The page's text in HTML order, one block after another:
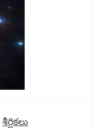
శీర్షికలు